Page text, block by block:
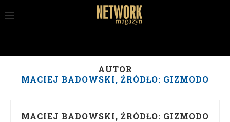
AUTOR
MACIEJ BADOWSKI, ŹRÓDŁO: GIZMODO
MACIEJ BADOWSKI, ŹRÓDŁO: GIZMODO